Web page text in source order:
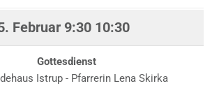
Februar9:30 10:30
Gottesdienst
Istrup - Pfarrerin Lena Skirka